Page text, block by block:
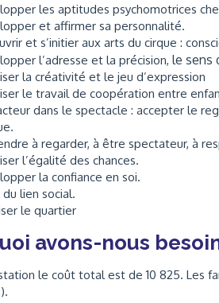
les aptitudes psychomotrices
et affirmer sa personnalité.
et s’initier aux arts du cirque :
l’adresse et la précision, le sens
la créativité et le jeu d’expression
le travail de coopération entre
dans le spectacle : accepter le
à regarder, à être spectateur, à
l’égalité des chances.
la confiance en soi.
du lien social.
le quartier
avons-nous
le coût total est de 10 825. Les